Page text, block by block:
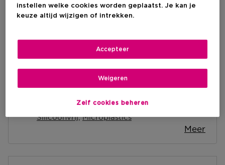
Ophalen in een winkel
Textuur
Alcohol Sulfaten Minerale oliën
Silicoonvrij Microplastics
Meer
instellen welke cookies worden geplaatst. Je kan je
keuze altijd wijzigen of intrekken.
Zelf cookies beheren
Weigeren
Accepteer